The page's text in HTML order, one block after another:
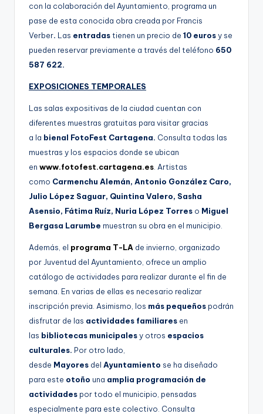
con la colaboración del Ayuntamiento, programa un
pase de esta conocida obra creada por Francis
Verber. Las entradastienen un precio de 10 eurosy se
pueden reservar previamente a través del teléfono 650
587 622.
EXPOSICIONES TEMPORALES
Las salas expositivas de la ciudad cuentan con
diferentes muestras gratuitas para visitar gracias
a la bienal FotoFest Cartagena. Consulta todas las
muestras y los espacios donde se ubican
en www.fotofest.cartagena.es . Artistas
como Carmenchu Alemán, Antonio González Caro,
Julio López Saguar, Quintina Valero, Sasha
Asensio, Fátima Ruíz, Nuria López Torres o Miguel
Bergasa Larumbe muestran su obra en el municipio.
Además, el programa T-LA de invierno, organizado
por Juventud del Ayuntamiento, ofrece un amplio
catálogo de actividades para realizar durante el fin de
semana. En varias de ellas es necesario realizar
inscripción previa. Asimismo, los más pequeños podrán
disfrutar de las actividades familiares en
las bibliotecas municipalesy otros espacios
culturales. Por otro lado,
desde Mayores del Ayuntamiento se ha diseñado
para este otoño una amplia programación de
actividades por todo el municipio, pensadas
especialmente para este colectivo. Consulta